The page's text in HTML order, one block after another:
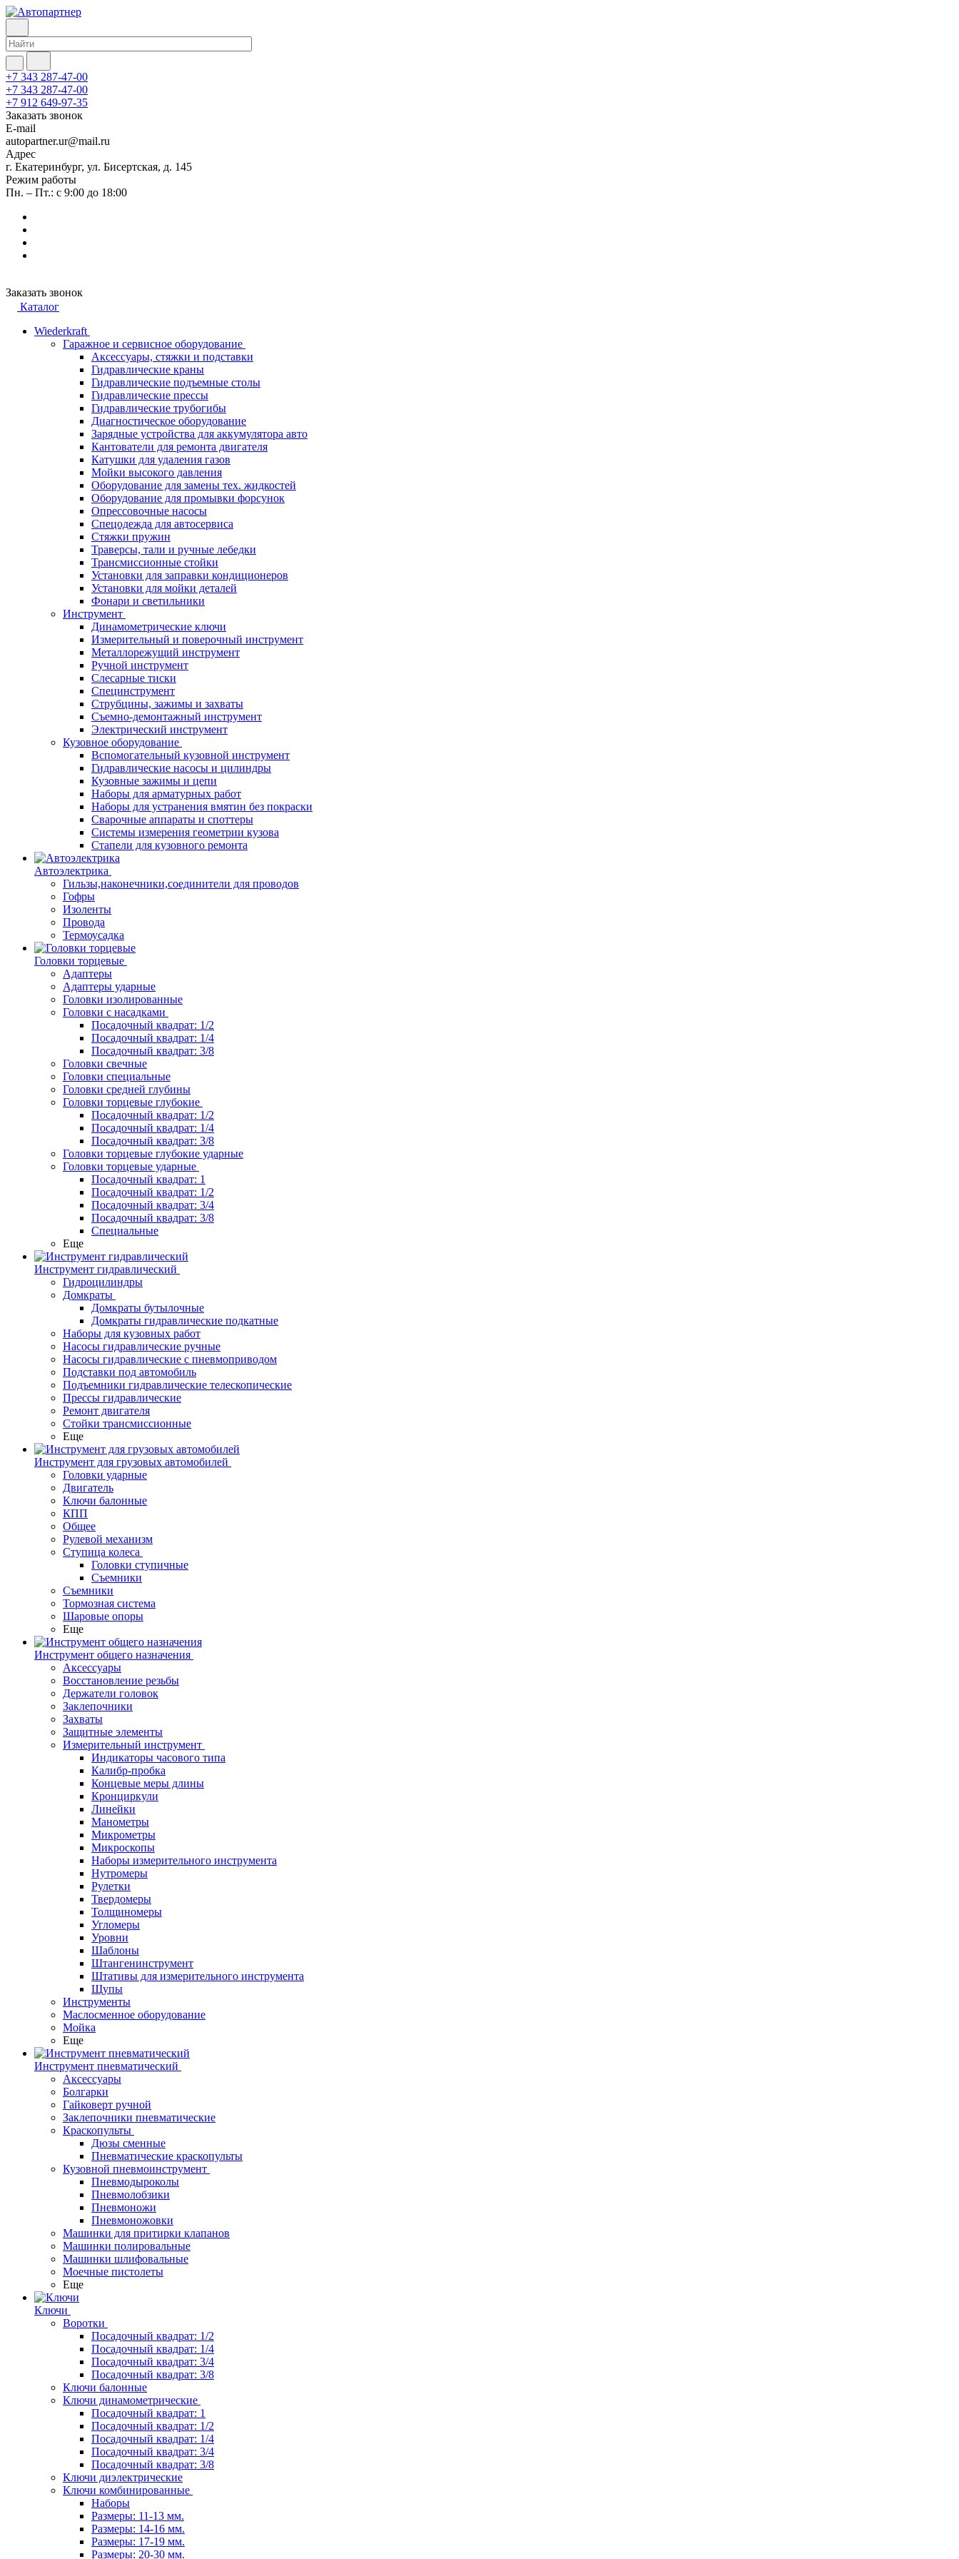
+7 343 287-47-00
+7 343 287-47-00
+7 912 649-97-35
Заказать звонок
E-mail
autopartner.ur@mail.ru
Адрес
г. Екатеринбург, ул. Бисертская, д. 145
Режим работы
Пн. – Пт.: с 9:00 до 18:00
Заказать звонок
Каталог
Wiederkraft
Гаражное и сервисное оборудование
Аксессуары, стяжки и подставки
Гидравлические краны
Гидравлические подъемные столы
Гидравлические прессы
Гидравлические трубогибы
Диагностическое оборудование
Зарядные устройства для аккумулятора авто
Кантователи для ремонта двигателя
Катушки для удаления газов
Мойки высокого давления
Оборудование для замены тех. жидкостей
Оборудование для промывки форсунок
Опрессовочные насосы
Спецодежда для автосервиса
Стяжки пружин
Траверсы, тали и ручные лебедки
Трансмиссионные стойки
Установки для заправки кондиционеров
Установки для мойки деталей
Фонари и светильники
Инструмент
Динамометрические ключи
Измерительный и поверочный инструмент
Металлорежущий инструмент
Ручной инструмент
Слесарные тиски
Специнструмент
Струбцины, зажимы и захваты
Съемно-демонтажный инструмент
Электрический инструмент
Кузовное оборудование
Вспомогательный кузовной инструмент
Гидравлические насосы и цилиндры
Кузовные зажимы и цепи
Наборы для арматурных работ
Наборы для устранения вмятин без покраски
Сварочные аппараты и споттеры
Системы измерения геометрии кузова
Стапели для кузовного ремонта
Автоэлектрика
Гильзы,наконечники,соединители для проводов
Гофры
Изоленты
Провода
Термоусадка
Головки торцевые
Адаптеры
Адаптеры ударные
Головки изолированные
Головки с насадками
Посадочный квадрат: 1/2
Посадочный квадрат: 1/4
Посадочный квадрат: 3/8
Головки свечные
Головки специальные
Головки средней глубины
Головки торцевые глубокие
Посадочный квадрат: 1/2
Посадочный квадрат: 1/4
Посадочный квадрат: 3/8
Головки торцевые глубокие ударные
Головки торцевые ударные
Посадочный квадрат: 1
Посадочный квадрат: 1/2
Посадочный квадрат: 3/4
Посадочный квадрат: 3/8
Специальные
Еще
Инструмент гидравлический
Гидроцилиндры
Домкраты
Домкраты бутылочные
Домкраты гидравлические подкатные
Наборы для кузовных работ
Насосы гидравлические ручные
Насосы гидравлические с пневмоприводом
Подставки под автомобиль
Подъемники гидравлические телескопические
Прессы гидравлические
Ремонт двигателя
Стойки трансмиссионные
Еще
Инструмент для грузовых автомобилей
Головки ударные
Двигатель
Ключи балонные
КПП
Общее
Рулевой механизм
Ступица колеса
Головки ступичные
Съемники
Съемники
Тормозная система
Шаровые опоры
Еще
Инструмент общего назначения
Аксессуары
Восстановление резьбы
Держатели головок
Заклепочники
Захваты
Защитные элементы
Измерительный инструмент
Индикаторы часового типа
Калибр-пробка
Концевые меры длины
Кронциркули
Линейки
Манометры
Микрометры
Микроскопы
Наборы измерительного инструмента
Нутромеры
Рулетки
Твердомеры
Толщиномеры
Угломеры
Уровни
Шаблоны
Штангенинструмент
Штативы для измерительного инструмента
Щупы
Инструменты
Маслосменное оборудование
Мойка
Еще
Инструмент пневматический
Аксессуары
Болгарки
Гайковерт ручной
Заклепочники пневматические
Краскопульты
Дюзы сменные
Пневматические краскопульты
Кузовной пневмоинструмент
Пневмодыроколы
Пневмолобзики
Пневмоножи
Пневмоножовки
Машинки для притирки клапанов
Машинки полировальные
Машинки шлифовальные
Моечные пистолеты
Еще
Ключи
Воротки
Посадочный квадрат: 1/2
Посадочный квадрат: 1/4
Посадочный квадрат: 3/4
Посадочный квадрат: 3/8
Ключи балонные
Ключи динамометрические
Посадочный квадрат: 1
Посадочный квадрат: 1/2
Посадочный квадрат: 1/4
Посадочный квадрат: 3/4
Посадочный квадрат: 3/8
Ключи диэлектрические
Ключи комбинированные
Наборы
Размеры: 11-13 мм.
Размеры: 14-16 мм.
Размеры: 17-19 мм.
Размеры: 20-30 мм.